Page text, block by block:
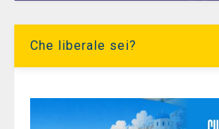
Che liberale sei?